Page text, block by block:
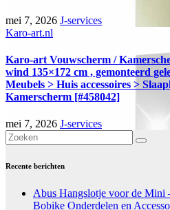
mei 7, 2026 J-services
Karo-art.nl
Karo-art Vouwscherm /
wind 135×172 cm , gemonteerd
Meubels > Huis accessoires >
Kamerscherm [#458042]
mei 7, 2026 J-services
Recente berichten
Abus Hangslotje voor de Mini
Bobike Onderdelen en